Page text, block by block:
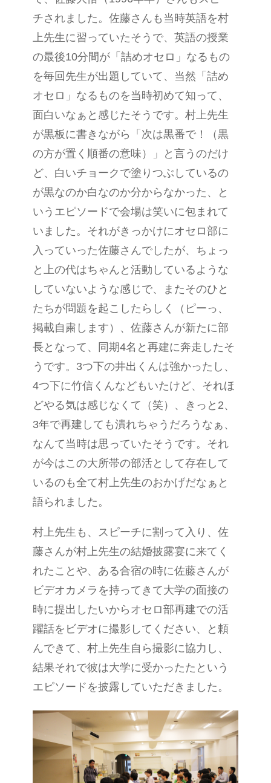
チされました。佐藤さんも当時英語を村
上先生に習っていたそうで、英語の授業
の最後10分間が「詰めオセロ」なるもの
を毎回先生が出題していて、当然「詰め
オセロ」なるものを当時初めて知って、
面白いなぁと感じたそうです。村上先生
が黒板に書きながら「次は黒番で！（黒
の方が置く順番の意味）」と言うのだけ
ど、白いチョークで塗りつぶしているの
が黒なのか白なのか分からなかった、と
いうエピソードで会場は笑いに包まれて
いました。それがきっかけにオセロ部に
入っていった佐藤さんでしたが、ちょっ
と上の代はちゃんと活動しているような
していないような感じで、またそのひと
たちが問題を起こしたらしく（ピーっ、
掲載自粛します）、佐藤さんが新たに部
長となって、同期4名と再建に奔走したそ
うです。3つ下の井出くんは強かったし、
4つ下に竹信くんなどもいたけど、それほ
どやる気は感じなくて（笑）、きっと2、
3年で再建しても潰れちゃうだろうなぁ、
なんて当時は思っていたそうです。それ
が今はこの大所帯の部活として存在して
いるのも全て村上先生のおかげだなぁと
語られました。
村上先生も、スピーチに割って入り、佐
藤さんが村上先生の結婚披露宴に来てく
れたことや、ある合宿の時に佐藤さんが
ビデオカメラを持ってきて大学の面接の
時に提出したいからオセロ部再建での活
躍話をビデオに撮影してください、と頼
んできて、村上先生自ら撮影に協力し、
結果それで彼は大学に受かったたという
エピソードを披露していただきました。